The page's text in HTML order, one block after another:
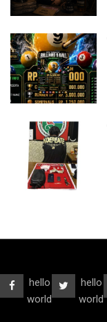
hello
world
hello
world